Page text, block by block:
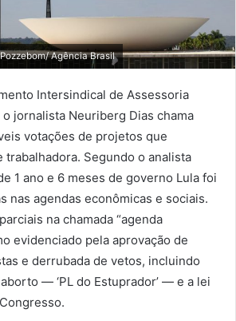
Agência Brasil
Intersindical de Assessoria
o jornalista Neuriberg Dias chama
votações de projetos que
trabalhadora. Segundo o analista
1 ano e 6 meses de governo Lula foi
nas agendas econômicas e sociais.
na chamada “agenda
evidenciado pela aprovação de
e derrubada de vetos, incluindo
— ‘PL do Estuprador’ — e a lei